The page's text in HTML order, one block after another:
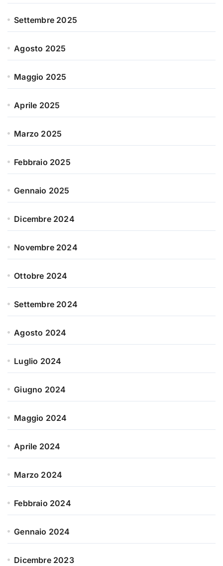
Settembre 2025
Agosto 2025
Maggio 2025
Aprile 2025
Marzo 2025
Febbraio 2025
Gennaio 2025
Dicembre 2024
Novembre 2024
Ottobre 2024
Settembre 2024
Agosto 2024
Luglio 2024
Giugno 2024
Maggio 2024
Aprile 2024
Marzo 2024
Febbraio 2024
Gennaio 2024
Dicembre 2023